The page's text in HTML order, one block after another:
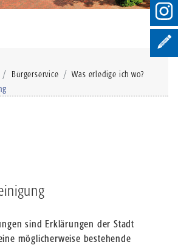
Bürgerservice
Was erledige ich wo?
sind Erklärungen der Stadt
möglicherweise bestehende